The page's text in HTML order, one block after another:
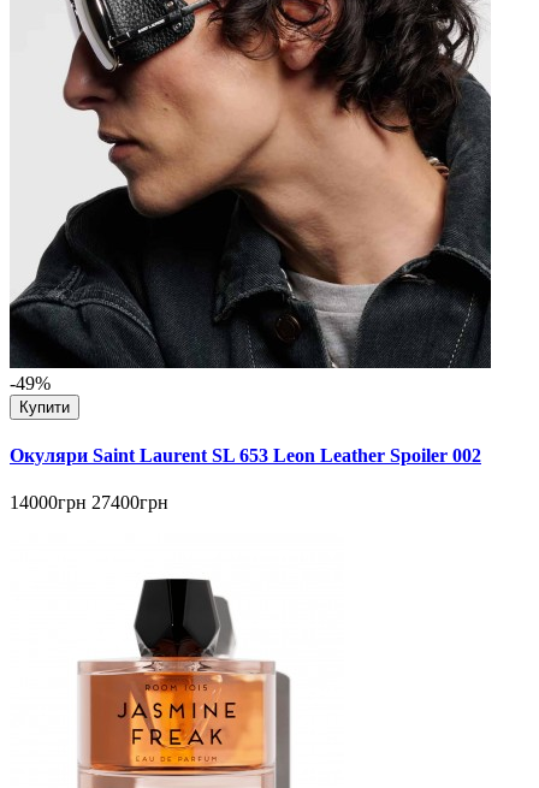
-49%
Купити
Окуляри Saint Laurent SL 653 Leon Leather Spoiler 002
14000грн 27400грн